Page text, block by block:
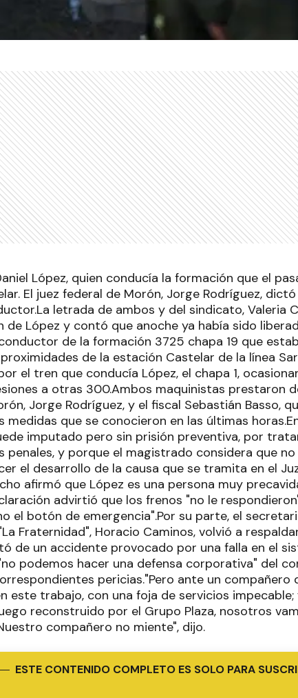
López, quien conducía la formación que el
El juez federal de Morón, Jorge Rodríguez,
letrada de ambos y del sindicato, Valeria
de López y contó que anoche ya había sido
de la formación 3725 chapa 19 que
de la estación Castelar de la línea
el tren que conducía López, el chapa 1,
a otras 300.Ambos maquinistas prestaron
Jorge Rodríguez, y el fiscal Sebastián Basso,
medidas que se conocieron en las últimas
imputado pero sin prisión preventiva, por
penales, y porque el magistrado considera que
el desarrollo de la causa que se tramita en el
afirmó que López es una persona muy
advirtió que los frenos "no le
el botón de emergencia".Por su parte, el
Fraternidad", Horacio Caminos, volvió a
de un accidente provocado por una falla en el
podemos hacer una defensa corporativa" del
pericias."Pero ante un compañero
este trabajo, con una foja de servicios
reconstruido por el Grupo Plaza, nosotros
compañero no miente", dijo.
ESTE CONTENIDO COMPLETO ES SOLO PARA